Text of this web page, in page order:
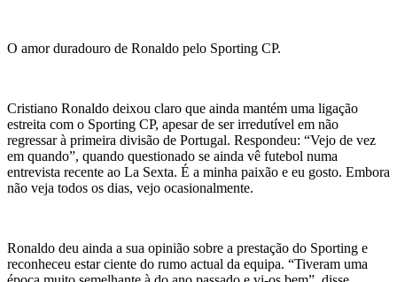
O amor duradouro de Ronaldo pelo Sporting CP.
Cristiano Ronaldo deixou claro que ainda mantém uma ligação
estreita com o Sporting CP, apesar de ser irredutível em não
regressar à primeira divisão de Portugal. Respondeu: “Vejo de vez
em quando”, quando questionado se ainda vê futebol numa
entrevista recente ao La Sexta. É a minha paixão e eu gosto. Embora
não veja todos os dias, vejo ocasionalmente.
Ronaldo deu ainda a sua opinião sobre a prestação do Sporting e
reconheceu estar ciente do rumo actual da equipa. “Tiveram uma